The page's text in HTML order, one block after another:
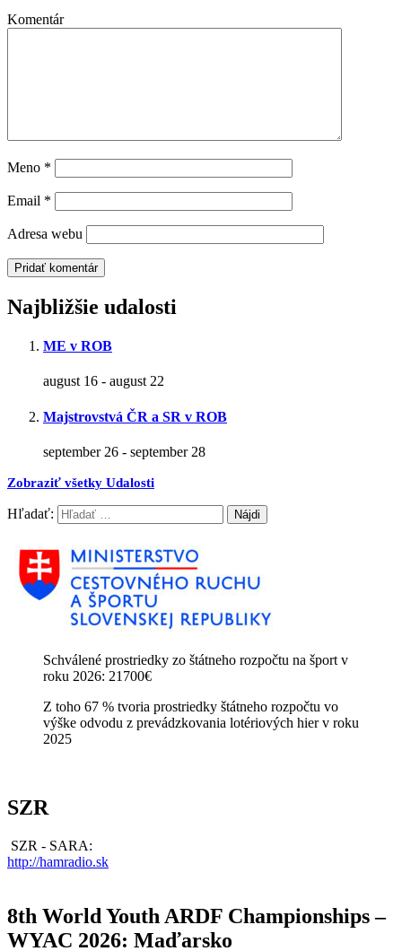
Komentár
Meno *
Email *
Adresa webu
Najbližšie udalosti
ME v ROB
august 16 - august 22
Majstrovstvá ČR a SR v ROB
september 26 - september 28
Zobraziť všetky Udalosti
Hľadať:
Schválené prostriedky zo štátneho rozpočtu na šport v
roku 2026: 21700€
Z toho 67 % tvoria prostriedky štátneho rozpočtu vo
výške odvodu z prevádzkovania lotériových hier v roku
2025
SZR
SZR - SARA:
http://hamradio.sk
8th World Youth ARDF Championships –
WYAC 2026: Maďarsko